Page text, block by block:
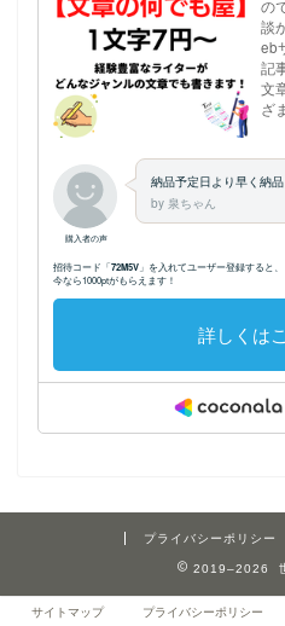
プライバシーポリシー
2019–2026
サイトマップ プライバシーポリシー